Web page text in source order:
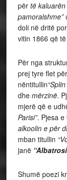
për të kaluarën
pamoralshme”
doli në dritë
vitin 1866 që
Për nga
prej tyre flet
nëntitullin
dhemërzinë.
mjerë që e
Parisi”. Pjesa e
alkoolin e për
mban titullin
janë
Shumë poezi